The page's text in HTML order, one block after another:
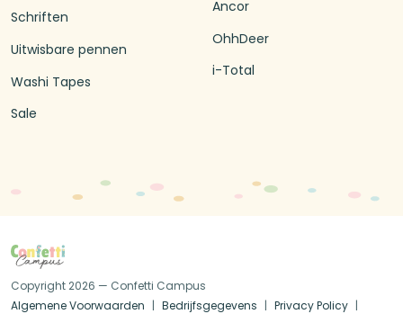
Schriften
Uitwisbare pennen
Washi Tapes
Sale
Ancor
OhhDeer
i-Total
Copyright 2026 — Confetti Campus
Algemene Voorwaarden
Bedrijfsgegevens Privacy Policy